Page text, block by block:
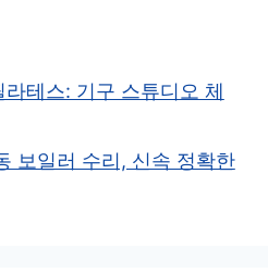
테스: 기구 스튜디오 체
보일러 수리, 신속 정확한